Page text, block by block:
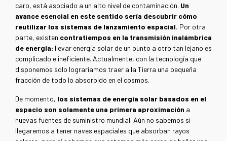
caro, está asociado a un alto nivel de contaminación. Un
avance esencial en este sentido sería descubrir cómo
reutilizar los sistemas de lanzamiento espacial. Por otra
parte, existen contratiempos en la transmisión inalámbrica
de energía: llevar energía solar de un punto a otro tan lejano es
complicado e ineficiente. Actualmente, con la tecnología que
disponemos solo lograríamos traer a la Tierra una pequeña
fracción de todo lo absorbido en el cosmos.
De momento, los sistemas de energía solar basados en el
espacio son solamente una primera aproximación a
nuevas fuentes de suministro mundial. Aún no sabemos si
llegaremos a tener naves espaciales que absorban rayos